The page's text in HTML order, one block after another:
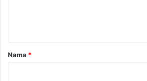
rNama *